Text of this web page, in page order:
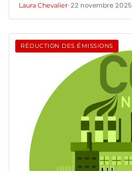
Laura Chevalier•22 novembre 2025
RÉDUCTION DES ÉMISSIONS